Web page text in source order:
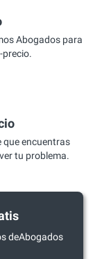
Abogados para
que encuentras
tu problema.
deAbogados